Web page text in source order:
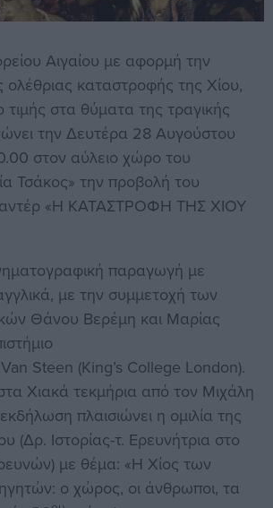
Αιγαίου με αφορμή την
ολέθριας καταστροφής της Χίου,
στα θύματα της τραγικής
την Δευτέρα 28 Αυγούστου
στον αύλειο χώρο του
Τσάκος» την προβολή του
«Η ΚΑΤΑΣΤΡΟΦΗ ΤΗΣ ΧΙΟΥ
παραγωγή με
με την συμμετοχή των
Θάνου Βερέμη και Μαρίας
Steen (King’s College London).
Χιακά τεκμήρια από τον Μιχάλη
πλαισιώνει η ομιλία της
(Δρ. Ιστορίας-τ. Ερευνήτρια στο
με θέμα: «Η Χίος των
ο χώρος, οι άνθρωποι, τα